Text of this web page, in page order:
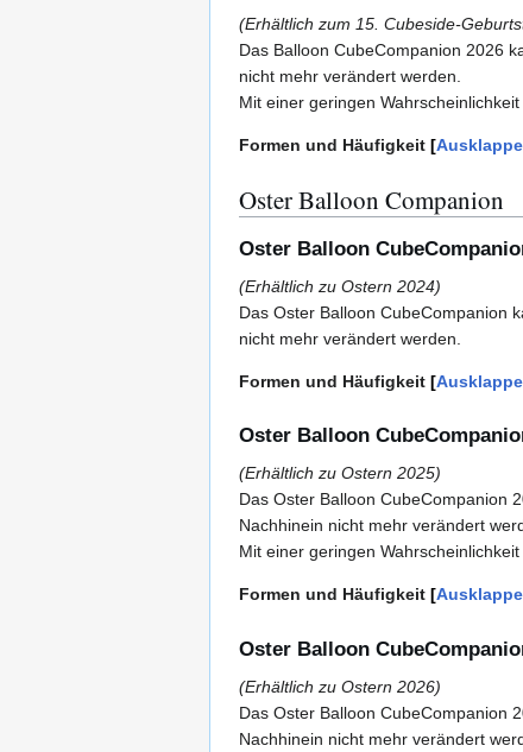
(Erhältlich zum 15. Cubeside-
Das Balloon CubeCompanion 2026
nicht mehr verändert werden.
Mit einer geringen
Formen und Häufigkeit
Oster Balloon Companion
Oster Balloon
(Erhältlich zu Ostern 2024)
Das Oster Balloon CubeCompanion
nicht mehr verändert werden.
Formen und Häufigkeit
Oster Balloon
(Erhältlich zu Ostern 2025)
Das Oster Balloon CubeCompanion
Nachhinein nicht mehr verändert
Mit einer geringen
Formen und Häufigkeit
Oster Balloon
(Erhältlich zu Ostern 2026)
Das Oster Balloon CubeCompanion
Nachhinein nicht mehr verändert